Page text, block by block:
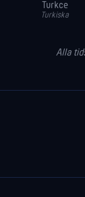
Turkce
Turkiska
Alla